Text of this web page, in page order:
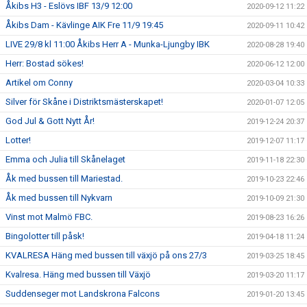
Åkibs H3 - Eslövs IBF 13/9 12:00 2020-09-12 11:22
Åkibs Dam - Kävlinge AIK Fre 11/9 19:45 2020-09-11 10:42
LIVE 29/8 kl 11:00 Åkibs Herr A - Munka-Ljungby IBK 2020-08-28 19:40
Herr: Bostad sökes! 2020-06-12 12:00
Artikel om Conny 2020-03-04 10:33
Silver för Skåne i Distriktsmästerskapet! 2020-01-07 12:05
God Jul & Gott Nytt År! 2019-12-24 20:37
Lotter! 2019-12-07 11:17
Emma och Julia till Skånelaget 2019-11-18 22:30
Åk med bussen till Mariestad. 2019-10-23 22:46
Åk med bussen till Nykvarn 2019-10-09 21:30
Vinst mot Malmö FBC. 2019-08-23 16:26
Bingolotter till påsk! 2019-04-18 11:24
KVALRESA Häng med bussen till växjö på ons 27/3 2019-03-25 18:45
Kvalresa. Häng med bussen till Växjö 2019-03-20 11:17
Suddenseger mot Landskrona Falcons 2019-01-20 13:45